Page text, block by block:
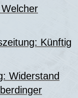
Künftig
Widerstand